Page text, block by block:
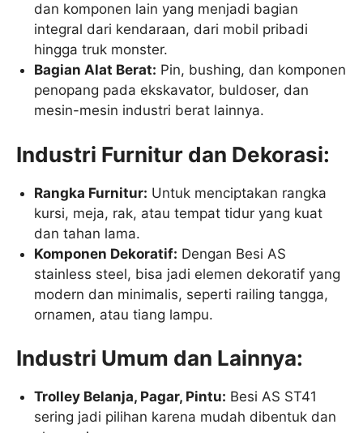
dan komponen lain yang menjadi bagian
integral dari kendaraan, dari mobil pribadi
hingga truk monster.
Bagian Alat Berat: Pin, bushing, dan komponen
penopang pada ekskavator, buldoser, dan
mesin-mesin industri berat lainnya.
Industri Furnitur dan Dekorasi:
Rangka Furnitur: Untuk menciptakan rangka
kursi, meja, rak, atau tempat tidur yang kuat
dan tahan lama.
Komponen Dekoratif: Dengan Besi AS
stainless steel, bisa jadi elemen dekoratif yang
modern dan minimalis, seperti railing tangga,
ornamen, atau tiang lampu.
Industri Umum dan Lainnya:
Trolley Belanja, Pagar, Pintu: Besi AS ST41
sering jadi pilihan karena mudah dibentuk dan